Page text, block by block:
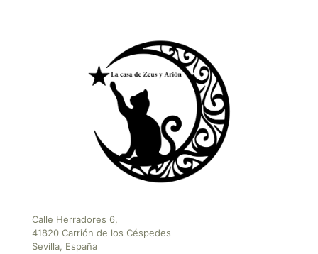
Calle Herradores 6,
41820 Carrión de los Céspedes
Sevilla, España